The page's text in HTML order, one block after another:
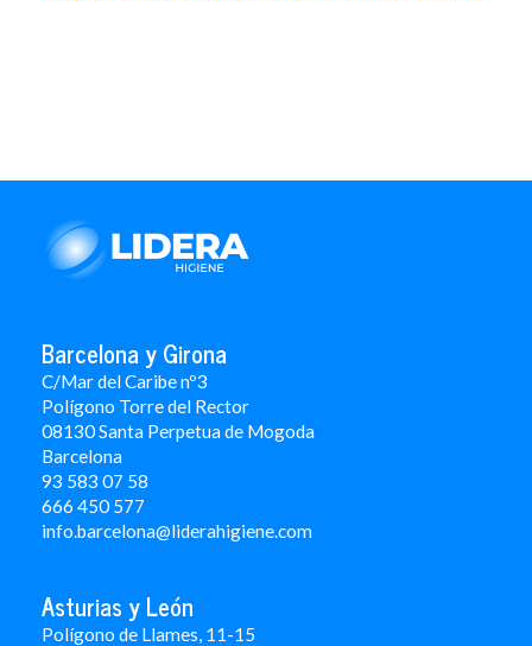
Barcelona y Girona
C/Mar del Caribe nº3
Polígono Torre del Rector
08130 Santa Perpetua de Mogoda
Barcelona
93 583 07 58
666 450 577
info.barcelona@liderahigiene.com
Asturias y León
Polígono de Llames, 11-15